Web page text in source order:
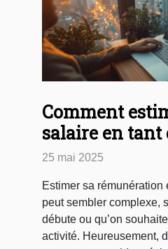
Comment
salaire en tant
freelance avec
simulateur en
25 mai 2025
Estimer sa rémunération
peut sembler complexe,
débute ou qu’on
activité. Heureusement,